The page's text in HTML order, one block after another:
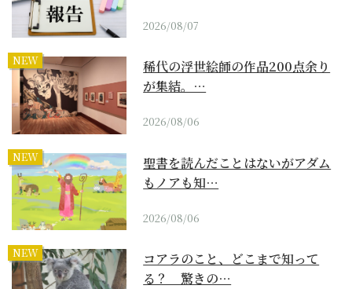
2026/08/07
NEW
稀代の浮世絵師の作品200点余り
が集結。…
2026/08/06
NEW
聖書を読んだことはないがアダム
もノアも知…
2026/08/06
NEW
コアラのこと、どこまで知って
る？ 驚きの…